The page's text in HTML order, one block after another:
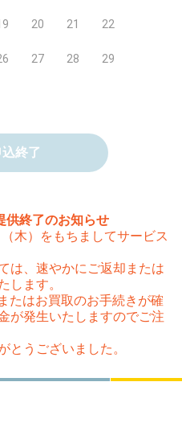
20 21 22
27 28 29
終了
供終了のお知らせ
木）をもちましてサービス
は、速やかにご返却または
します。
たはお買取のお手続きが確
が発生いたしますのでご注
とうございました。